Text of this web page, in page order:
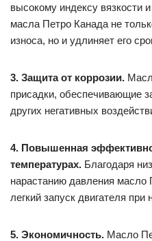
высокому индексу вязкости
масла Петро Канада не
износа, но и удлиняет его
3. Защита от коррозии.
присадки, обеспечивающие
других негативных
4. Повышенная
температурах. Благодаря
нарастанию давления масло
легкий запуск двигателя при
5. Экономичность. Масло